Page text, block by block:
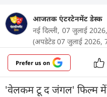
आजतक एंटरटेनमेंट डेस्क
नई दिल्ली, 07 जुलाई 2026,
(अपडेटेड 07 जुलाई 2026,
Prefer us on
'वेलकम टू द जंगल' फिल्म में